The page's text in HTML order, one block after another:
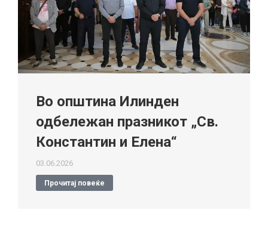
Во општина Илинден
одбележан празникот „Св.
Константин и Елена“
03.06.2026
Прочитај повеќе